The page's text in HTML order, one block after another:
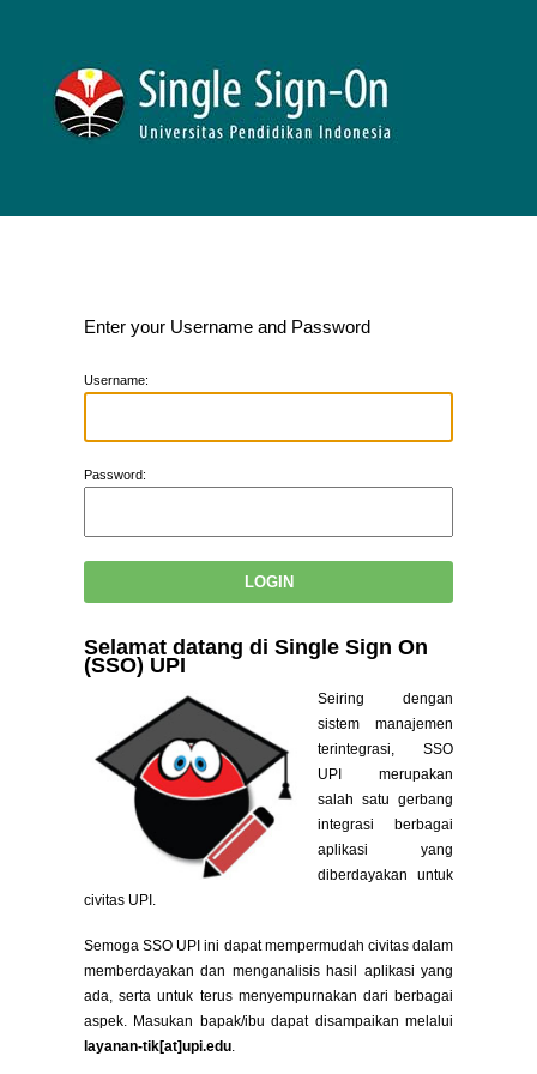
Enter your Username and Password
Username:
Password:
Selamat datang di Single Sign On
(SSO) UPI
Seiring dengan
sistem manajemen
terintegrasi, SSO
UPI merupakan
salah satu gerbang
integrasi berbagai
aplikasi yang
diberdayakan untuk
civitas UPI.
Semoga SSO UPI ini dapat mempermudah civitas dalam
memberdayakan dan menganalisis hasil aplikasi yang
ada, serta untuk terus menyempurnakan dari berbagai
aspek. Masukan bapak/ibu dapat disampaikan melalui
layanan-tik[at]upi.edu.